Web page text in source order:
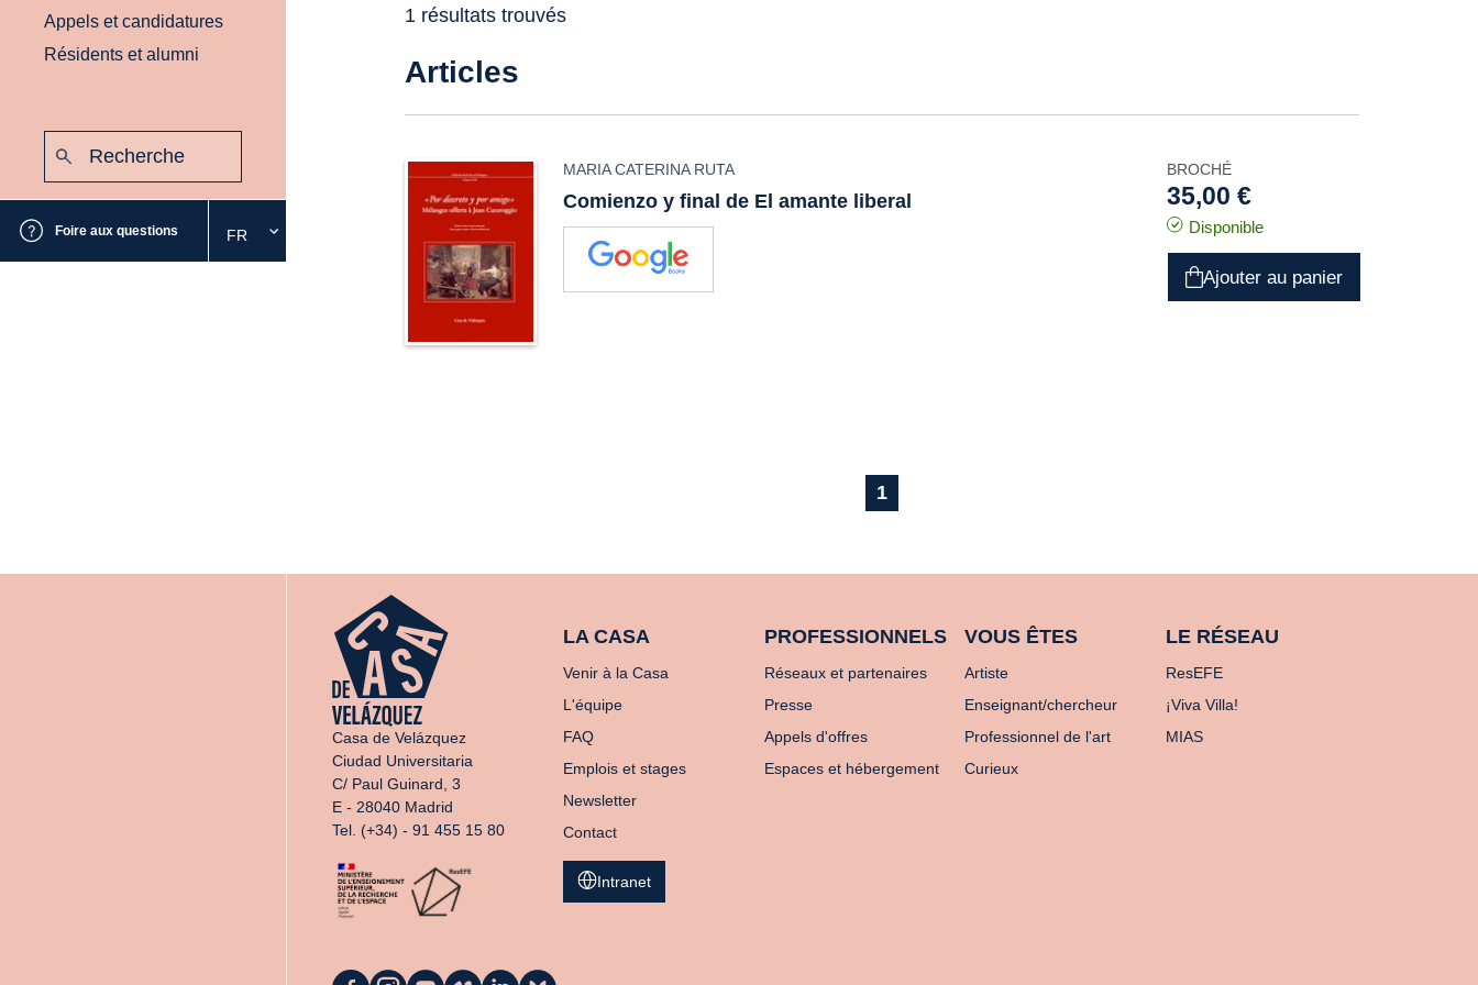
Appels et candidatures
Résidents et alumni
Foire aux questions
Sélectionnez
la
FR
1 résultats trouvés
Articles
MARIA CATERINA RUTA
Comienzo y final de El amante liberal
BROCHÉ
35,00 €
Disponible
Ajouter au panier
1
Casa de Velázquez
Ciudad Universitaria
C/ Paul Guinard, 3
E - 28040 Madrid
Tel. (+34) - 91 455 15 80
LA CASA
Venir à la Casa
L'équipe
FAQ
Emplois et stages
Newsletter
Contact
PROFESSIONNELS
Réseaux et partenaires
Presse
Appels d'offres
Espaces et hébergement
VOUS ÊTES
Artiste
Enseignant/chercheur
Professionnel de l'art
Curieux
LE RÉSEAU
ResEFE
¡Viva Villa!
MIAS
Intranet